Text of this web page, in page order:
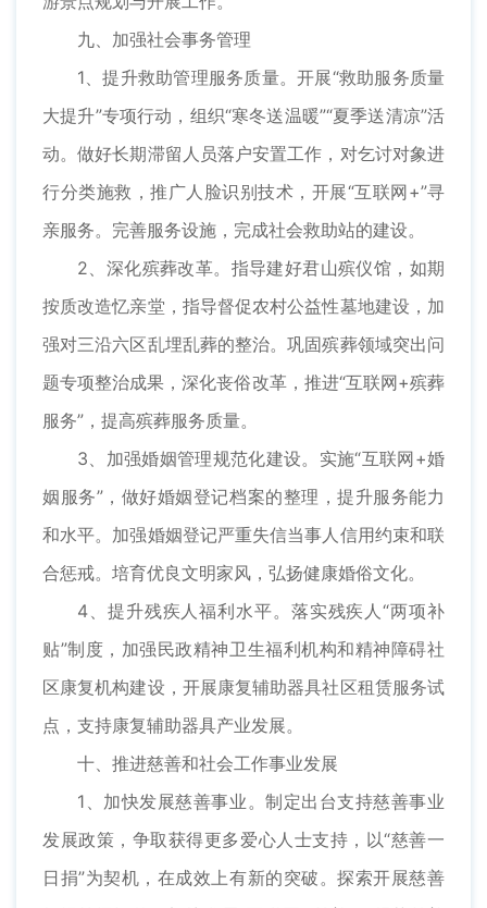
九、加强社会事务管理
1、提升救助管理服务质量。开展“救助服务质量
大提升”专项行动，组织“寒冬送温暖”“夏季送清凉”活
动。做好长期滞留人员落户安置工作，对乞讨对象进
行分类施救，推广人脸识别技术，开展“互联网+”寻
亲服务。完善服务设施，完成社会救助站的建设。
2、深化殡葬改革。指导建好君山殡仪馆，如期
按质改造忆亲堂，指导督促农村公益性墓地建设，加
强对三沿六区乱埋乱葬的整治。巩固殡葬领域突出问
题专项整治成果，深化丧俗改革，推进“互联网+殡葬
服务”，提高殡葬服务质量。
3、加强婚姻管理规范化建设。实施“互联网+婚
姻服务”，做好婚姻登记档案的整理，提升服务能力
和水平。加强婚姻登记严重失信当事人信用约束和联
合惩戒。培育优良文明家风，弘扬健康婚俗文化。
4、提升残疾人福利水平。落实残疾人“两项补
贴”制度，加强民政精神卫生福利机构和精神障碍社
区康复机构建设，开展康复辅助器具社区租赁服务试
点，支持康复辅助器具产业发展。
十、推进慈善和社会工作事业发展
1、加快发展慈善事业。制定出台支持慈善事业
发展政策，争取获得更多爱心人士支持，以“慈善一
日捐”为契机，在成效上有新的突破。探索开展慈善